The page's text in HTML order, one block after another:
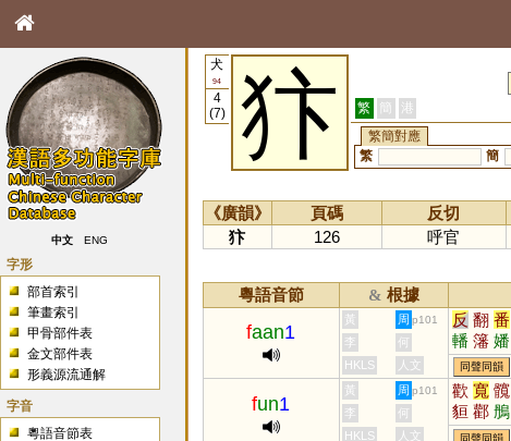
中文 ENG
字形
部首索引
筆畫索引
甲骨部件表
金文部件表
形義源流通解
字音
粵語音節表
犬
94
4
(7)
犿 繁 簡 港
繁簡對應
繁
簡
《廣韻》 頁碼 反切
犿
126 呼官
粵語音節 & 根據
faan1
黃 周 p101 反 翻 番
轓 籓 嬏
李
何
HKLS
人文 同聲同韻
fun1
黃 周 p101 歡 寬 髖
貆 酄 鴅
李
何
HKLS
人文